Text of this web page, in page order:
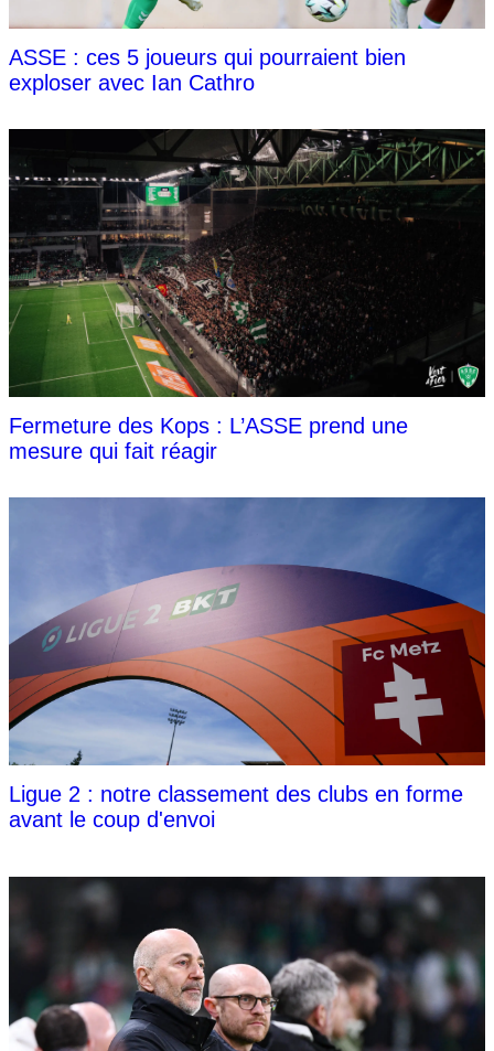
ASSE : ces 5 joueurs qui pourraient bien
exploser avec Ian Cathro
Fermeture des Kops : L’ASSE prend une
mesure qui fait réagir
Ligue 2 : notre classement des clubs en forme
avant le coup d'envoi